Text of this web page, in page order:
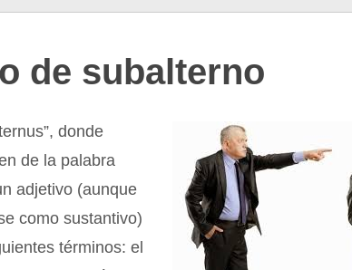
de subalterno
donde
de la palabra
adjetivo (aunque
como sustantivo)
términos: el